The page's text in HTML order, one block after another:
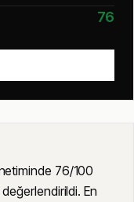
76
76/100
En